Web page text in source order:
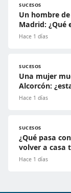
SUCESOS
Un hombre
Madrid: ¿Qué
Hace 1 días
SUCESOS
Una mujer
Alcorcón:
Hace 1 días
SUCESOS
¿Qué pasa
volver a casa
Hace 1 días